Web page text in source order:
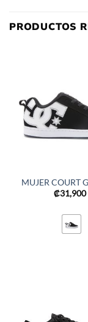
PRODUCTOS
MUJER COURT
₡31,900